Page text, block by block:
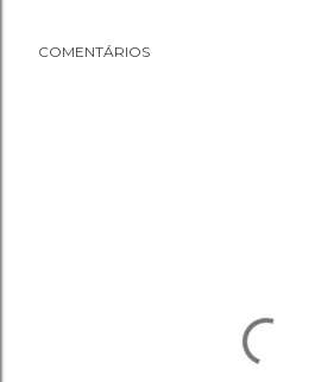
COMENTÁRIOS